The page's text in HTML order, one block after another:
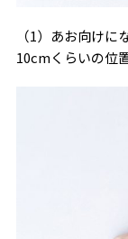
（1）あお向け
10cmくらいの位